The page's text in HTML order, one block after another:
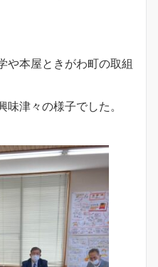
や本屋ときがわ町の取組
津々の様子でした。